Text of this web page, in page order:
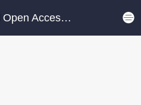
International Open Access Journal Platform